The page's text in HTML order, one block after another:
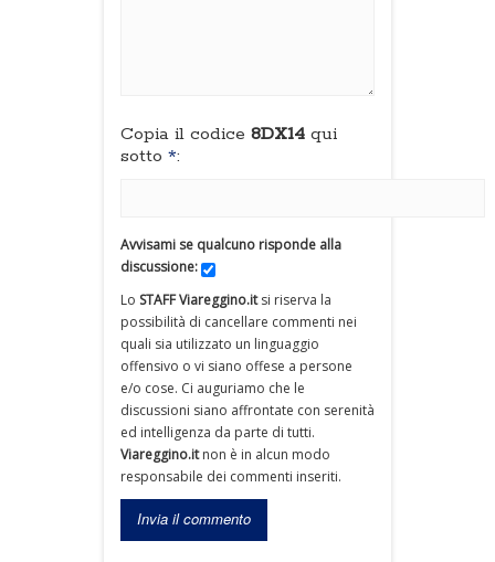
Copia il codice 8DX14 qui
sotto *:
Avvisami se qualcuno risponde alla
discussione:
Lo STAFF Viareggino.itsi riserva la
possibilità di cancellare commenti nei
quali sia utilizzato un linguaggio
offensivo o vi siano offese a persone
e/o cose. Ci auguriamo che le
discussioni siano affrontate con serenità
ed intelligenza da parte di tutti.
Viareggino.itnon è in alcun modo
responsabile dei commenti inseriti.